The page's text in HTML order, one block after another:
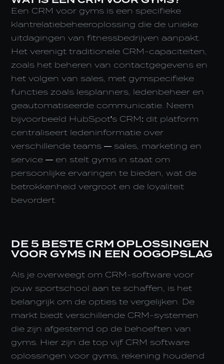
Een CRM voor gyms is een specifieke
klantrelatiebeheeroplossing die de unieke
uitdagingen van fitnessbedrijven aanpakt.
Het verenigt traditionele CRM-capaciteiten,
zoals het beheren van contactgegevens en
het volgen van sales, met gymspecifieke
functies zoals lesplanners, ledenbeheer en
geautomatiseerde communicatie. Neem
bijvoorbeeld HubSpot's CRM: dit platform
centraliseert ledeninformatie over
verschillende teams — sales, marketing en
service — en stelt gyms in staat om
persoonlijke ervaringen te bieden, wat de
betrokkenheid vergroot en de loyaliteit
bevordert.
DE 5 BESTE CRM OPLOSSINGEN
VOOR GYMS IN EEN OOGOPSLAG
Als je overweegt om CRM-software voor
jouw sportschool aan te schaffen, is het
belangrijk om de opties te vergelijken. De
markt biedt verschillende CRM-systemen
die zijn afgestemd op de behoeften van
gyms. Hier zijn de top vijf CRM software
oplossingen voor gyms, rekening houdend